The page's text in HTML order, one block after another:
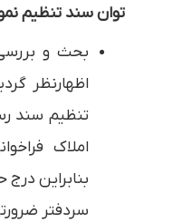
توان سند تنظیم
بحث و
اظهارنظر
تنظيم سند
املاک
بنابراین
سردفتر